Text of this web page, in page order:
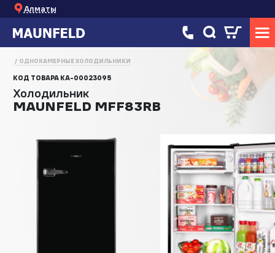
Алматы
ОДНОКАМЕРНЫЕ ХОЛОДИЛЬНИКИ
КОД ТОВАРА КА-00023095
Холодильник
MAUNFELD MFF83RB